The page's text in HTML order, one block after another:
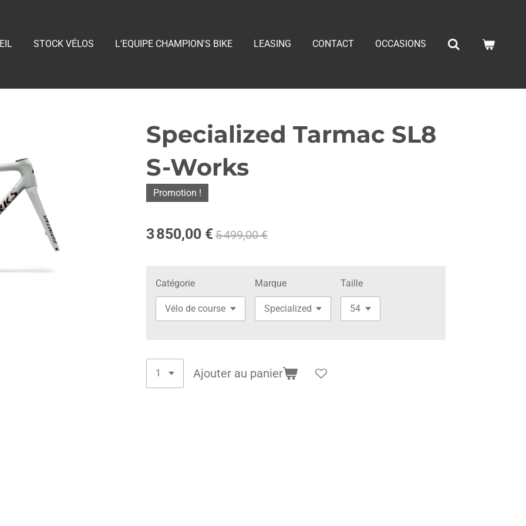
STOCK VÉLOS L'EQUIPE CHAMPION'S BIKE LEASING CONTACT OCCASIONS
Specialized Tarmac SL8
S-Works
Promotion !
3 850,00 €5 499,00 €
Catégorie Marque Taille
Ajouter au panier